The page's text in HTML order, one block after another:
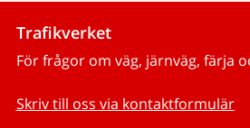
Trafikverket
För frågor om väg, järnväg, färja
Skriv till oss via kontaktformulär